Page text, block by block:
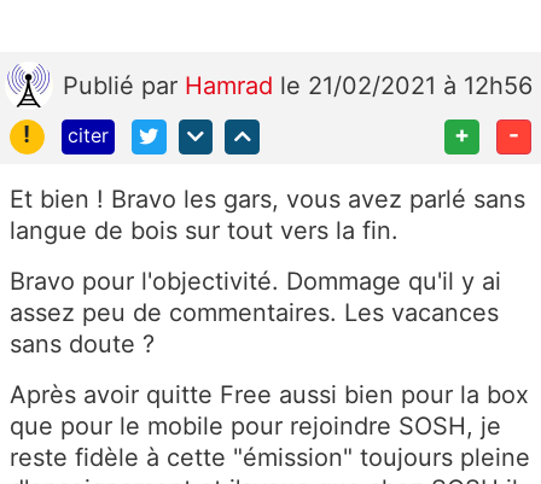
Publié par Hamrad le 21/02/2021 à 12h56
!
citer + -
Et bien ! Bravo les gars, vous avez parlé sans
langue de bois sur tout vers la fin.
Bravo pour l'objectivité. Dommage qu'il y ai
assez peu de commentaires. Les vacances
sans doute ?
Après avoir quitte Free aussi bien pour la box
que pour le mobile pour rejoindre SOSH, je
reste fidèle à cette "émission" toujours pleine